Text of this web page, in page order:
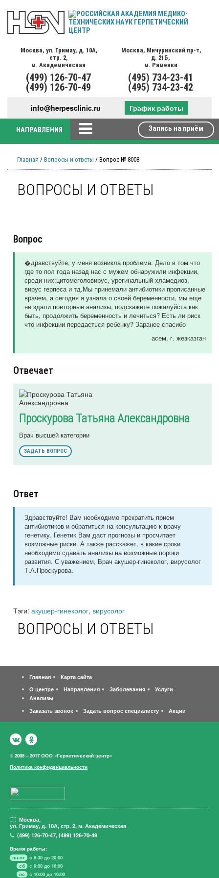
Москва, ул. Гримау, д. 10А,
стр. 2,
м. Академическая
(499) 126-70-47
(499) 126-70-49
Москва, Мичуринский пр-т,
д. 21Б,
м. Раменки
(495) 734-23-41
(495) 734-23-42
info@herpesclinic.ru График работы
НАПРАВЛЕНИЯ Запись на приём
Главная / Вопросы и ответы / Вопрос № 8008
ВОПРОСЫ И ОТВЕТЫ
Вопрос
�дравствуйте, у меня возникла проблема. Дело в том что
где то пол года назад нас с мужем обнаружили инфекции,
среди них:цитомеголовирус, урегинальный хламедиоз,
вирус герпеса и тд.Мы принемали антибиотики прописанные
врачем, а сегодня я узнала о своей беременности, мы еще
не здали повторные анализы, подскажите пожалуйста как
быть, продолжить беременность и лечиться? Есть ли риск
что инфекции передасться ребенку? Заранее спасибо
асем, г. жезказган
Отвечает
Проскурова Татьяна Александровна
Врач высшей категории
ЗАДАТЬ ВОПРОС
Ответ
Здравствуйте! Вам необходимо прекратить прием
антибиотиков и обратиться на консультацию к врачу
генетику. Генетик Вам даст прогнозы и просчитает
возможные риски. А также расскажет, в какие сроки
необходимо сдавать анализы на возможные пороки
развития. С уважением, Врач акушер-гинеколог, вирусолог
Т.А.Проскурова.
Тэги: акушер-гинеколог, вирусолог
ВОПРОСЫ И ОТВЕТЫ
Главная
Карта сайта
О центре
Направления Заболевания
Услуги
Анализы
Заказать звонок
Задать вопрос специалисту Акции
© 2005 – 2017 ООО «Герпетический центр»
Политика конфиденциальности
Москва,
ул. Гримау, д. 10А, стр. 2, м. Академическая
(499)126-70-47,(499)126-70-49
Время работы:
пн-пт
с 8:30 до 20:00
сб
с 9:00 до 16:00
вс
с 10:00 до 16:00